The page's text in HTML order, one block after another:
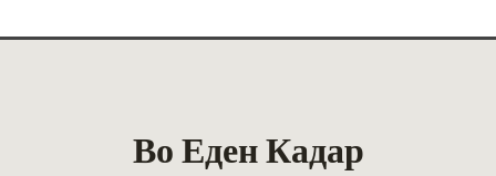
Во Еден Кадар